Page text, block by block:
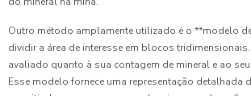
Outro método amplamente utilizado é o **modelo
dividir a área de interesse em blocos
avaliado quanto à sua contagem de mineral e ao
Esse modelo fornece uma representação detalhada